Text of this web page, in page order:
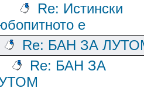
Re: Истински
е
Re: БАН ЗА
Re: БАН ЗА